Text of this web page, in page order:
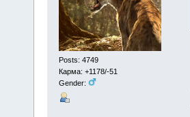
Posts: 4749
Карма: +1178/-51
Gender: